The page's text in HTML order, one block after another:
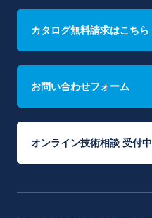
カタログ無料請求はこちら
お問い合わせフォーム
オンライン技術相談 受付中